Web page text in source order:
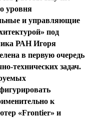
уровня
и управляющие
под
РАН Игоря
в первую очередь
технических задач.
к
«Frontier» и